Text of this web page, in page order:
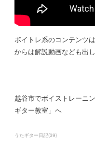
ボイトレ系のコンテンツ
からは解説動画なども出
越谷市でボイストレーニ
ギター教室」へ
うたギター日記(39)